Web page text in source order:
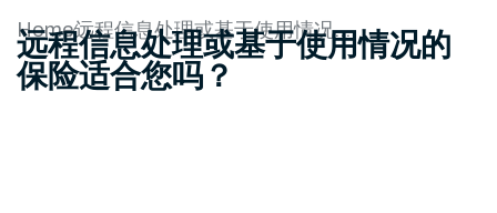
Home 远程信息处理或基于使用情况的保险适合您吗？
远程信息处理或基于使用情况的
保险适合您吗？